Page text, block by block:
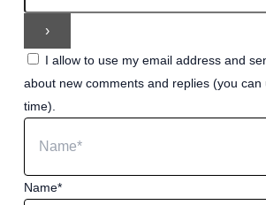
I allow to use my email address and
about new comments and replies (you can
time).
Name*